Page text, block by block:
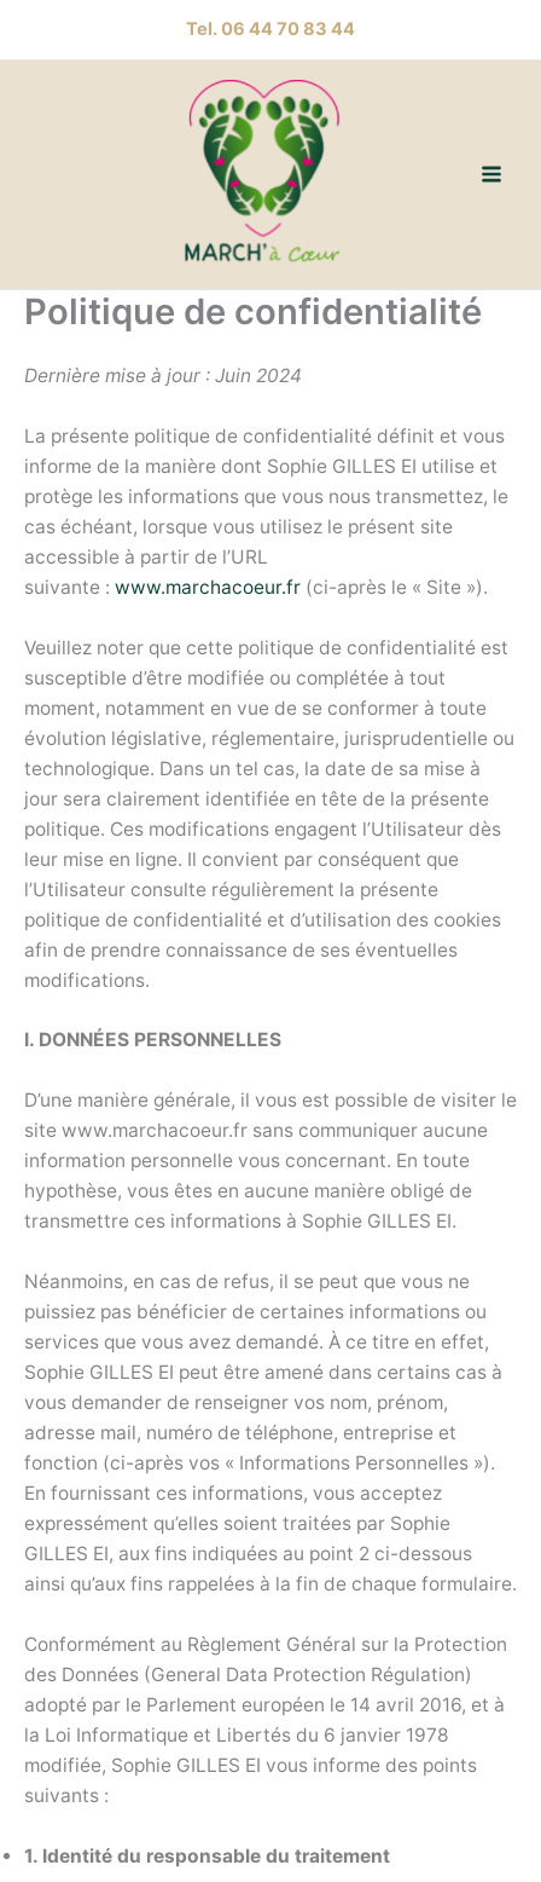
Tel. 06 44 70 83 44
Politique de confidentialité
Dernière mise à jour : Juin 2024
La présente politique de confidentialité définit et vous
informe de la manière dont Sophie GILLES EI utilise et
protège les informations que vous nous transmettez, le
cas échéant, lorsque vous utilisez le présent site
accessible à partir de l’URL
suivante : www.marchacoeur.fr (ci-après le « Site »).
Veuillez noter que cette politique de confidentialité est
susceptible d’être modifiée ou complétée à tout
moment, notamment en vue de se conformer à toute
évolution législative, réglementaire, jurisprudentielle ou
technologique. Dans un tel cas, la date de sa mise à
jour sera clairement identifiée en tête de la présente
politique. Ces modifications engagent l’Utilisateur dès
leur mise en ligne. Il convient par conséquent que
l’Utilisateur consulte régulièrement la présente
politique de confidentialité et d’utilisation des cookies
afin de prendre connaissance de ses éventuelles
modifications.
I. DONNÉES PERSONNELLES
D’une manière générale, il vous est possible de visiter le
site www.marchacoeur.fr sans communiquer aucune
information personnelle vous concernant. En toute
hypothèse, vous êtes en aucune manière obligé de
transmettre ces informations à Sophie GILLES EI.
Néanmoins, en cas de refus, il se peut que vous ne
puissiez pas bénéficier de certaines informations ou
services que vous avez demandé. À ce titre en effet,
Sophie GILLES EI peut être amené dans certains cas à
vous demander de renseigner vos nom, prénom,
adresse mail, numéro de téléphone, entreprise et
fonction (ci-après vos « Informations Personnelles »).
En fournissant ces informations, vous acceptez
expressément qu’elles soient traitées par Sophie
GILLES EI, aux fins indiquées au point 2 ci-dessous
ainsi qu’aux fins rappelées à la fin de chaque formulaire.
Conformément au Règlement Général sur la Protection
des Données (General Data Protection Régulation)
adopté par le Parlement européen le 14 avril 2016, et à
la Loi Informatique et Libertés du 6 janvier 1978
modifiée, Sophie GILLES EI vous informe des points
suivants :
1. Identité du responsable du traitement